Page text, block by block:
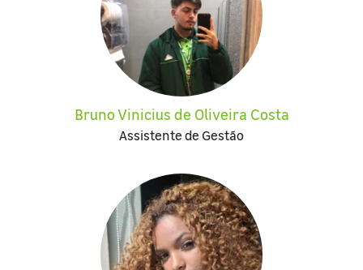
Bruno Vinicius de Oliveira Costa
Assistente de Gestão